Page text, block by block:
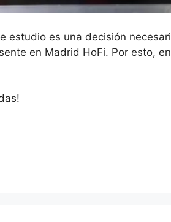
estudio es una decisión
en Madrid HoFi. Por esto,